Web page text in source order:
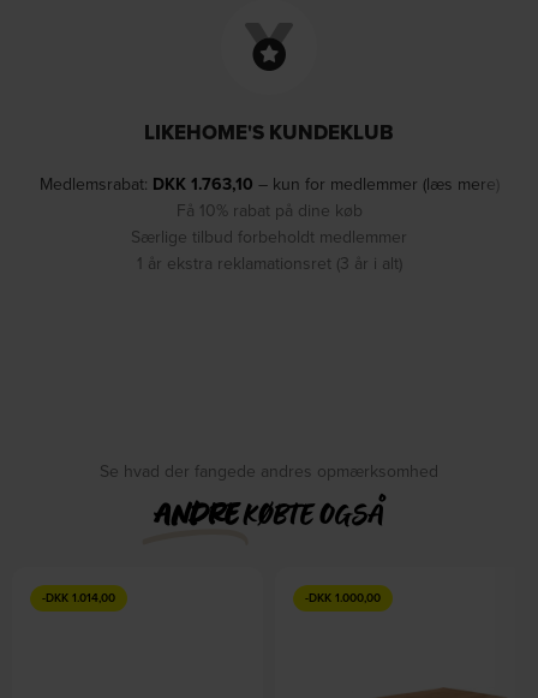
LIKEHOME'S KUNDEKLUB
Medlemsrabat: DKK1.763,10 – kun for medlemmer (læs mere)
Få 10% rabat på dine køb
Særlige tilbud forbeholdt medlemmer
1 år ekstra reklamationsret (3 år i alt)
Se hvad der fangede andres opmærksomhed
ANDREKØBTE OGSÅ
-DKK 1.014,00 -DKK 1.000,00